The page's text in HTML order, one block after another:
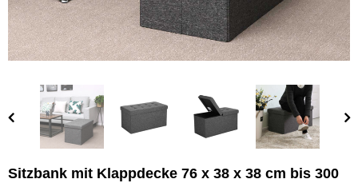
Sitzbank mit Klappdecke 76 x 38 x 38 cm bis 300